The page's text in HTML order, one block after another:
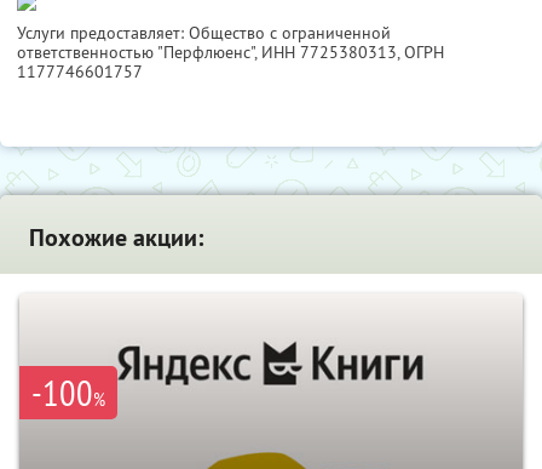
Услуги предоставляет: Общество с ограниченной
ответственностью "Перфлюенс", ИНН 7725380313, ОГРН
1177746601757
Похожие акции:
-100%